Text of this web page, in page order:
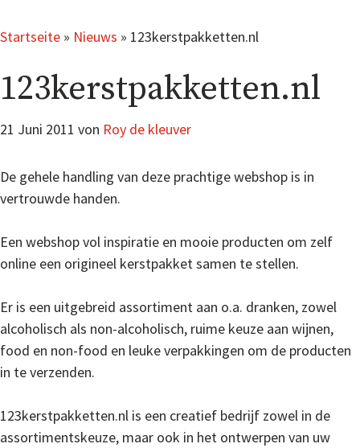
Startseite » Nieuws » 123kerstpakketten.nl
123kerstpakketten.nl
21 Juni 2011 von Roy de kleuver
De gehele handling van deze prachtige webshop is in
vertrouwde handen.
Een webshop vol inspiratie en mooie producten om zelf
online een origineel kerstpakket samen te stellen.
Er is een uitgebreid assortiment aan o.a. dranken, zowel
alcoholisch als non-alcoholisch, ruime keuze aan wijnen,
food en non-food en leuke verpakkingen om de producten
in te verzenden.
123kerstpakketten.nl is een creatief bedrijf zowel in de
assortimentskeuze, maar ook in het ontwerpen van uw